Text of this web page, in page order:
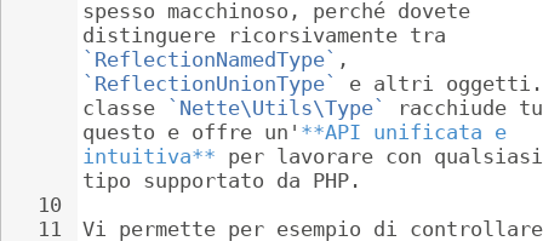
10
11
spesso macchinoso, perché dovete
distinguere ricorsivamente tra
`ReflectionNamedType` ,
`ReflectionUnionType`
e altri
classe
`Nette\Utils\Type`
racchiude
questo e offre un' **API unificata e
intuitiva** per lavorare con
tipo supportato da PHP.
Vi permette per esempio di